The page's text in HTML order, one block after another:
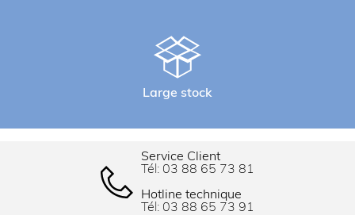
Large stock
Service Client
Tél: 03 88 65 73 81
Hotline technique
Tél: 03 88 65 73 91